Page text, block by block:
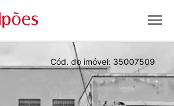
menu
Cód. do imóvel: 35007509